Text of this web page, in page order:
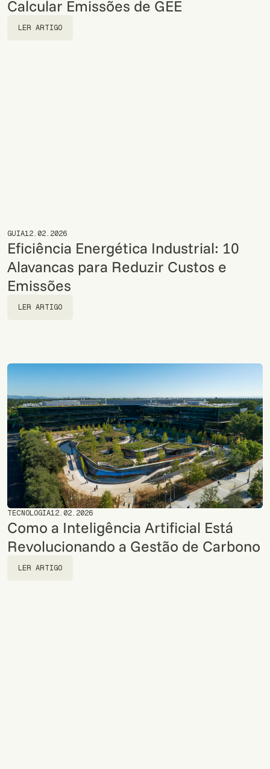
Calcular Emissões de GEE
LER ARTIGO
GUIA12.02.2026
Eficiência Energética Industrial: 10
Alavancas para Reduzir Custos e
Emissões
LER ARTIGO
TECNOLOGIA12.02.2026
Como a Inteligência Artificial Está
Revolucionando a Gestão de Carbono
LER ARTIGO